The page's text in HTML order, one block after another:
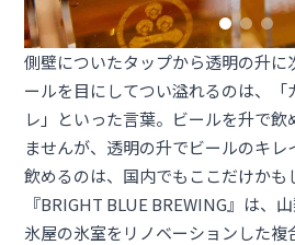
側壁についたタップから透明の升に
ールを目にしてつい溢れるのは、「
レ」といった言葉。ビールを升で
ませんが、透明の升でビールのキレ
飲めるのは、国内でもここだけかも
『BRIGHT BLUE BREWING』は、
氷屋の氷室をリノベーションした複